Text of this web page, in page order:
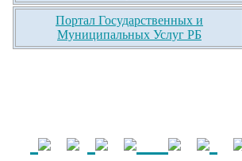
Портал Государственных и
Муниципальных Услуг РБ